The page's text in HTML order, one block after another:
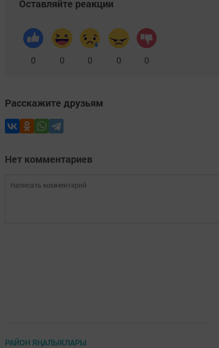
Оставляйте реакции
0 0 0 0 0
Расскажите друзьям
Нет комментариев
РАЙОН ЯҢАЛЫКЛАРЫ